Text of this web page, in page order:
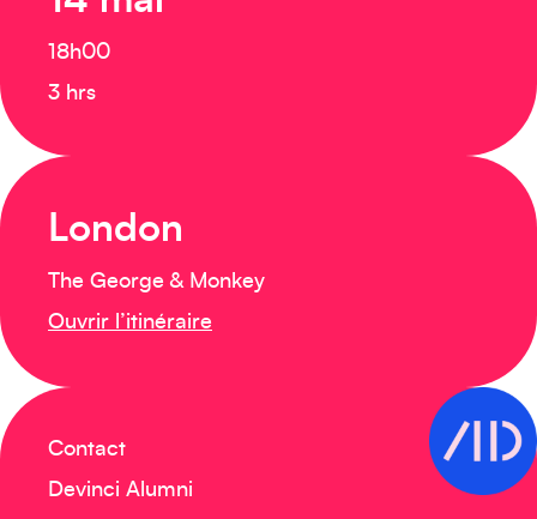
18h00
3 hrs
London
The George & Monkey
Ouvrir l’itinéraire
Contact
Devinci Alumni